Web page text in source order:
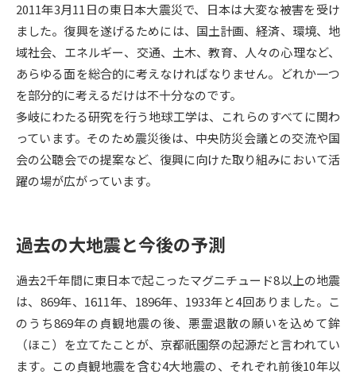
高等学校（情報）教員資格認定
試験
大学研究 大学検索
大学で学べる内容や特徴を調べる
新増設大学・学部・学科特集
デジタルパンフレット 進路の３択
新学年スタート号特集ページ
（高3生用）
新学年スタート号特集ページ
（高2生用）
SELFBRAND特集ページ
2011年3月11日の東日本大震災で、日本は大変な被害を受け
ました。復興を遂げるためには、国土計画、経済、環境、地
域社会、エネルギー、交通、土木、教育、人々の心理など、
あらゆる面を総合的に考えなければなりません。どれか一つ
を部分的に考えるだけは不十分なのです。
多岐にわたる研究を行う地球工学は、これらのすべてに関わ
っています。そのため震災後は、中央防災会議との交流や国
会の公聴会での提案など、復興に向けた取り組みにおいて活
躍の場が広がっています。
過去の大地震と今後の予測
過去2千年間に東日本で起こったマグニチュード8以上の地震
は、869年、1611年、1896年、1933年と4回ありました。こ
のうち869年の貞観地震の後、悪霊退散の願いを込めて鉾
（ほこ）を立てたことが、京都祇園祭の起源だと言われてい
ます。この貞観地震を含む4大地震の、それぞれ前後10年以